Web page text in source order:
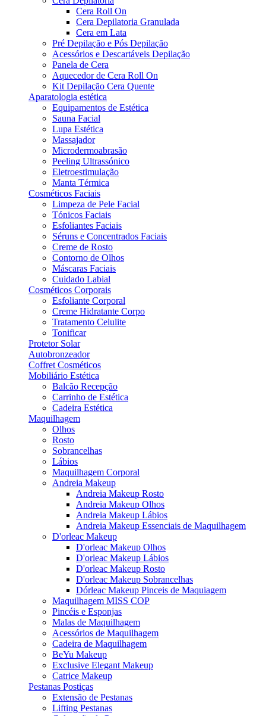
Cera Roll On
Cera Depilatoria Granulada
Cera em Lata
Pré Depilação e Pós Depilação
Acessórios e Descartáveis Depilação
Panela de Cera
Aquecedor de Cera Roll On
Kit Depilação Cera Quente
Aparatologia estética
Equipamentos de Estética
Sauna Facial
Lupa Estética
Massajador
Microdermoabrasão
Peeling Ultrassónico
Eletroestimulação
Manta Térmica
Cosméticos Faciais
Limpeza de Pele Facial
Tónicos Faciais
Esfoliantes Faciais
Séruns e Concentrados Faciais
Creme de Rosto
Contorno de Olhos
Máscaras Faciais
Cuidado Labial
Cosméticos Corporais
Esfoliante Corporal
Creme Hidratante Corpo
Tratamento Celulite
Tonificar
Protetor Solar
Autobronzeador
Coffret Cosméticos
Mobiliário Estética
Balcão Recepção
Carrinho de Estética
Cadeira Estética
Maquilhagem
Olhos
Rosto
Sobrancelhas
Lábios
Maquilhagem Corporal
Andreia Makeup
Andreia Makeup Rosto
Andreia Makeup Olhos
Andreia Makeup Lábios
Andreia Makeup Essenciais de Maquilhagem
D'orleac Makeup
D'orleac Makeup Olhos
D'orleac Makeup Lábios
D'orleac Makeup Rosto
D'orleac Makeup Sobrancelhas
Dórleac Makeup Pinceis de Maquiagem
Maquilhagem MISS COP
Pincéis e Esponjas
Malas de Maquilhagem
Acessórios de Maquilhagem
Cadeira de Maquilhagem
BeYu Makeup
Exclusive Elegant Makeup
Catrice Makeup
Pestanas Postiças
Extensão de Pestanas
Lifting Pestanas